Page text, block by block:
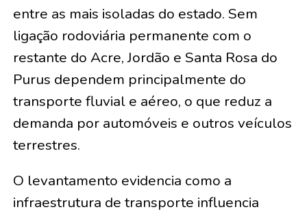
entre as mais isoladas do estado. Sem
ligação rodoviária permanente com o
restante do Acre, Jordão e Santa Rosa do
Purus dependem principalmente do
transporte fluvial e aéreo, o que reduz a
demanda por automóveis e outros veículos
terrestres.
O levantamento evidencia como a
infraestrutura de transporte influencia